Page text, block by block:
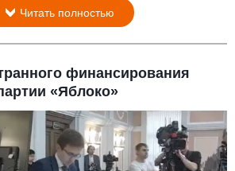
Читать полностью
финансирования
«Яблоко»